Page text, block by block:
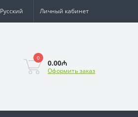
Русский Личный кабинет
0
0.00₼
Оформить заказ